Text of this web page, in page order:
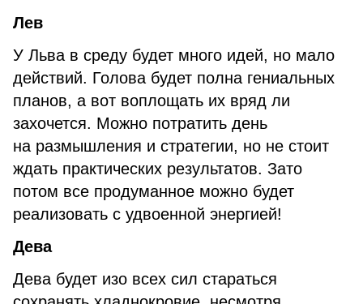
Лев
У Льва в среду будет много идей, но мало
действий. Голова будет полна гениальных
планов, а вот воплощать их вряд ли
захочется. Можно потратить день
на размышления и стратегии, но не стоит
ждать практических результатов. Зато
потом все продуманное можно будет
реализовать с удвоенной энергией!
Дева
Дева будет изо всех сил стараться